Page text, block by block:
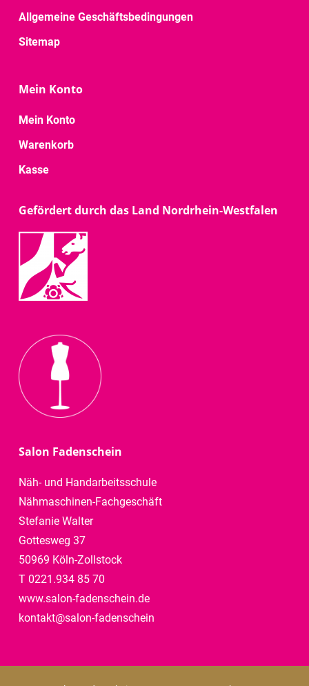
Allgemeine Geschäftsbedingungen
Sitemap
Mein Konto
Mein Konto
Warenkorb
Kasse
Gefördert durch das Land Nordrhein-Westfalen
Salon Fadenschein
Näh- und Handarbeitsschule
Nähmaschinen-Fachgeschäft
Stefanie Walter
Gottesweg 37
50969 Köln-Zollstock
T 0221.934 85 70
www.salon-fadenschein.de
kontakt@salon-fadenschein